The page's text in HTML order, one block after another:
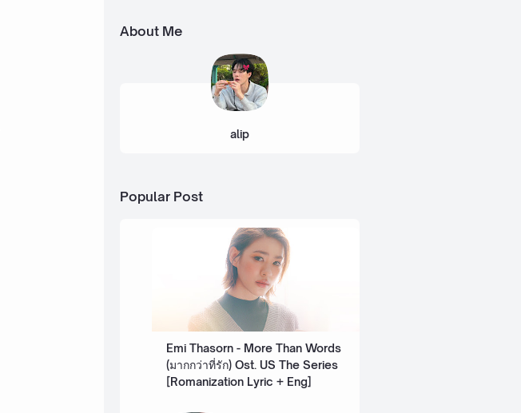
About Me
alip
Popular Post
Emi Thasorn - More Than Words
(มากกว่าที่รัก) Ost. US The Series
[Romanization Lyric + Eng]